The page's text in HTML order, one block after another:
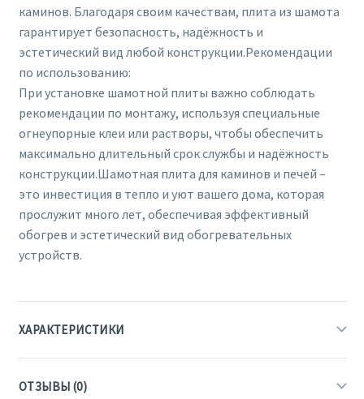
каминов. Благодаря своим качествам, плита из шамота
гарантирует безопасность, надёжность и
эстетический вид любой конструкции.Рекомендации
по использованию:
При установке шамотной плиты важно соблюдать
рекомендации по монтажу, используя специальные
огнеупорные клеи или растворы, чтобы обеспечить
максимально длительный срок службы и надёжность
конструкции.Шамотная плита для каминов и печей –
это инвестиция в тепло и уют вашего дома, которая
прослужит много лет, обеспечивая эффективный
обогрев и эстетический вид обогревательных
устройств.
ХАРАКТЕРИСТИКИ
ОТЗЫВЫ (0)